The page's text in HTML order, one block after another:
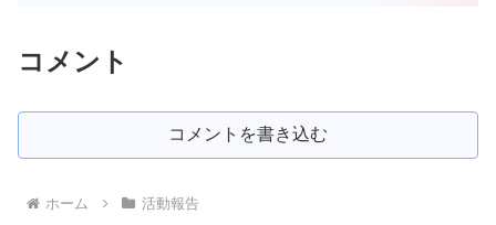
コメント
コメントを書き込む
ホーム 活動報告